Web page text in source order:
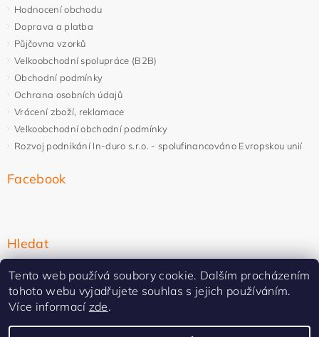
Hodnocení obchodu
Doprava a platba
Půjčovna vzorků
Velkoobchodní spolupráce (B2B)
Obchodní podmínky
Ochrana osobních údajů
Vrácení zboží, reklamace
Velkoobchodní obchodní podmínky
Rozvoj podnikání In-duro s.r.o. - spolufinancováno Evropskou unií
Facebook
Hledat
Tento web používá soubory cookie. Dalším procházením
tohoto webu vyjadřujete souhlas s jejich používáním.
Více informací zde.